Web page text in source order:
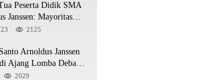
Peserta Didik SMA
Janssen: Mayoritas
Komite Sekolah
2125
Arnoldus Janssen
Ajang Lomba Debat
Best Speaker
2029